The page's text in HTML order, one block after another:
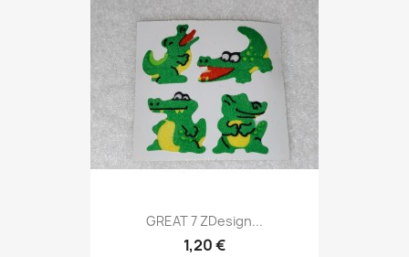
GREAT 7 ZDesign...
1,20 €